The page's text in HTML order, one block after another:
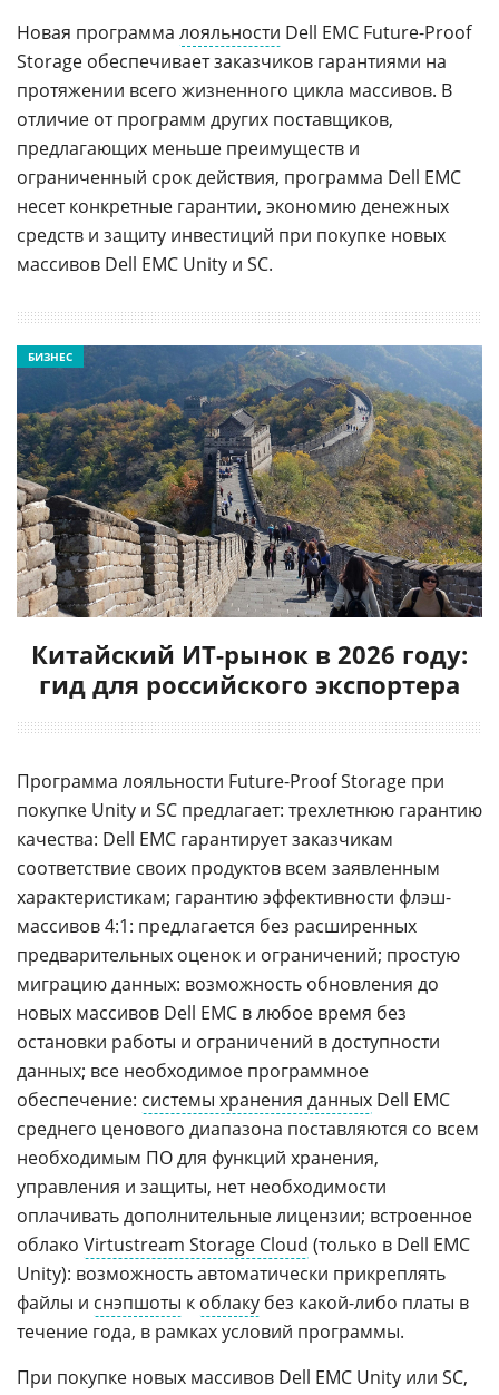
Новая программа лояльности Dell EMC Future-Proof
Storage обеспечивает заказчиков гарантиями на
протяжении всего жизненного цикла массивов. В
отличие от программ других поставщиков,
предлагающих меньше преимуществ и
ограниченный срок действия, программа Dell EMC
несет конкретные гарантии, экономию денежных
средств и защиту инвестиций при покупке новых
массивов Dell EMC Unity и SC.
Китайский ИТ-рынок в 2026 году:
гид для российского экспортера
БИЗНЕС
Программа лояльности Future-Proof Storage при
покупке Unity и SC предлагает: трехлетнюю гарантию
качества: Dell EMC гарантирует заказчикам
соответствие своих продуктов всем заявленным
характеристикам; гарантию эффективности флэш-
массивов 4:1: предлагается без расширенных
предварительных оценок и ограничений; простую
миграцию данных: возможность обновления до
новых массивов Dell EMC в любое время без
остановки работы и ограничений в доступности
данных; все необходимое программное
обеспечение: системы хранения данных Dell EMC
среднего ценового диапазона поставляются со всем
необходимым ПО для функций хранения,
управления и защиты, нет необходимости
оплачивать дополнительные лицензии; встроенное
облако Virtustream Storage Cloud (только в Dell EMC
Unity): возможность автоматически прикреплять
файлы и снэпшоты к облаку без какой-либо платы в
течение года, в рамках условий программы.
При покупке новых массивов Dell EMC Unity или SC,